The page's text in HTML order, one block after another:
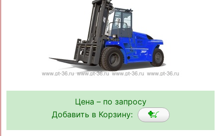
Цена – по запросу
Добавить в Корзину: